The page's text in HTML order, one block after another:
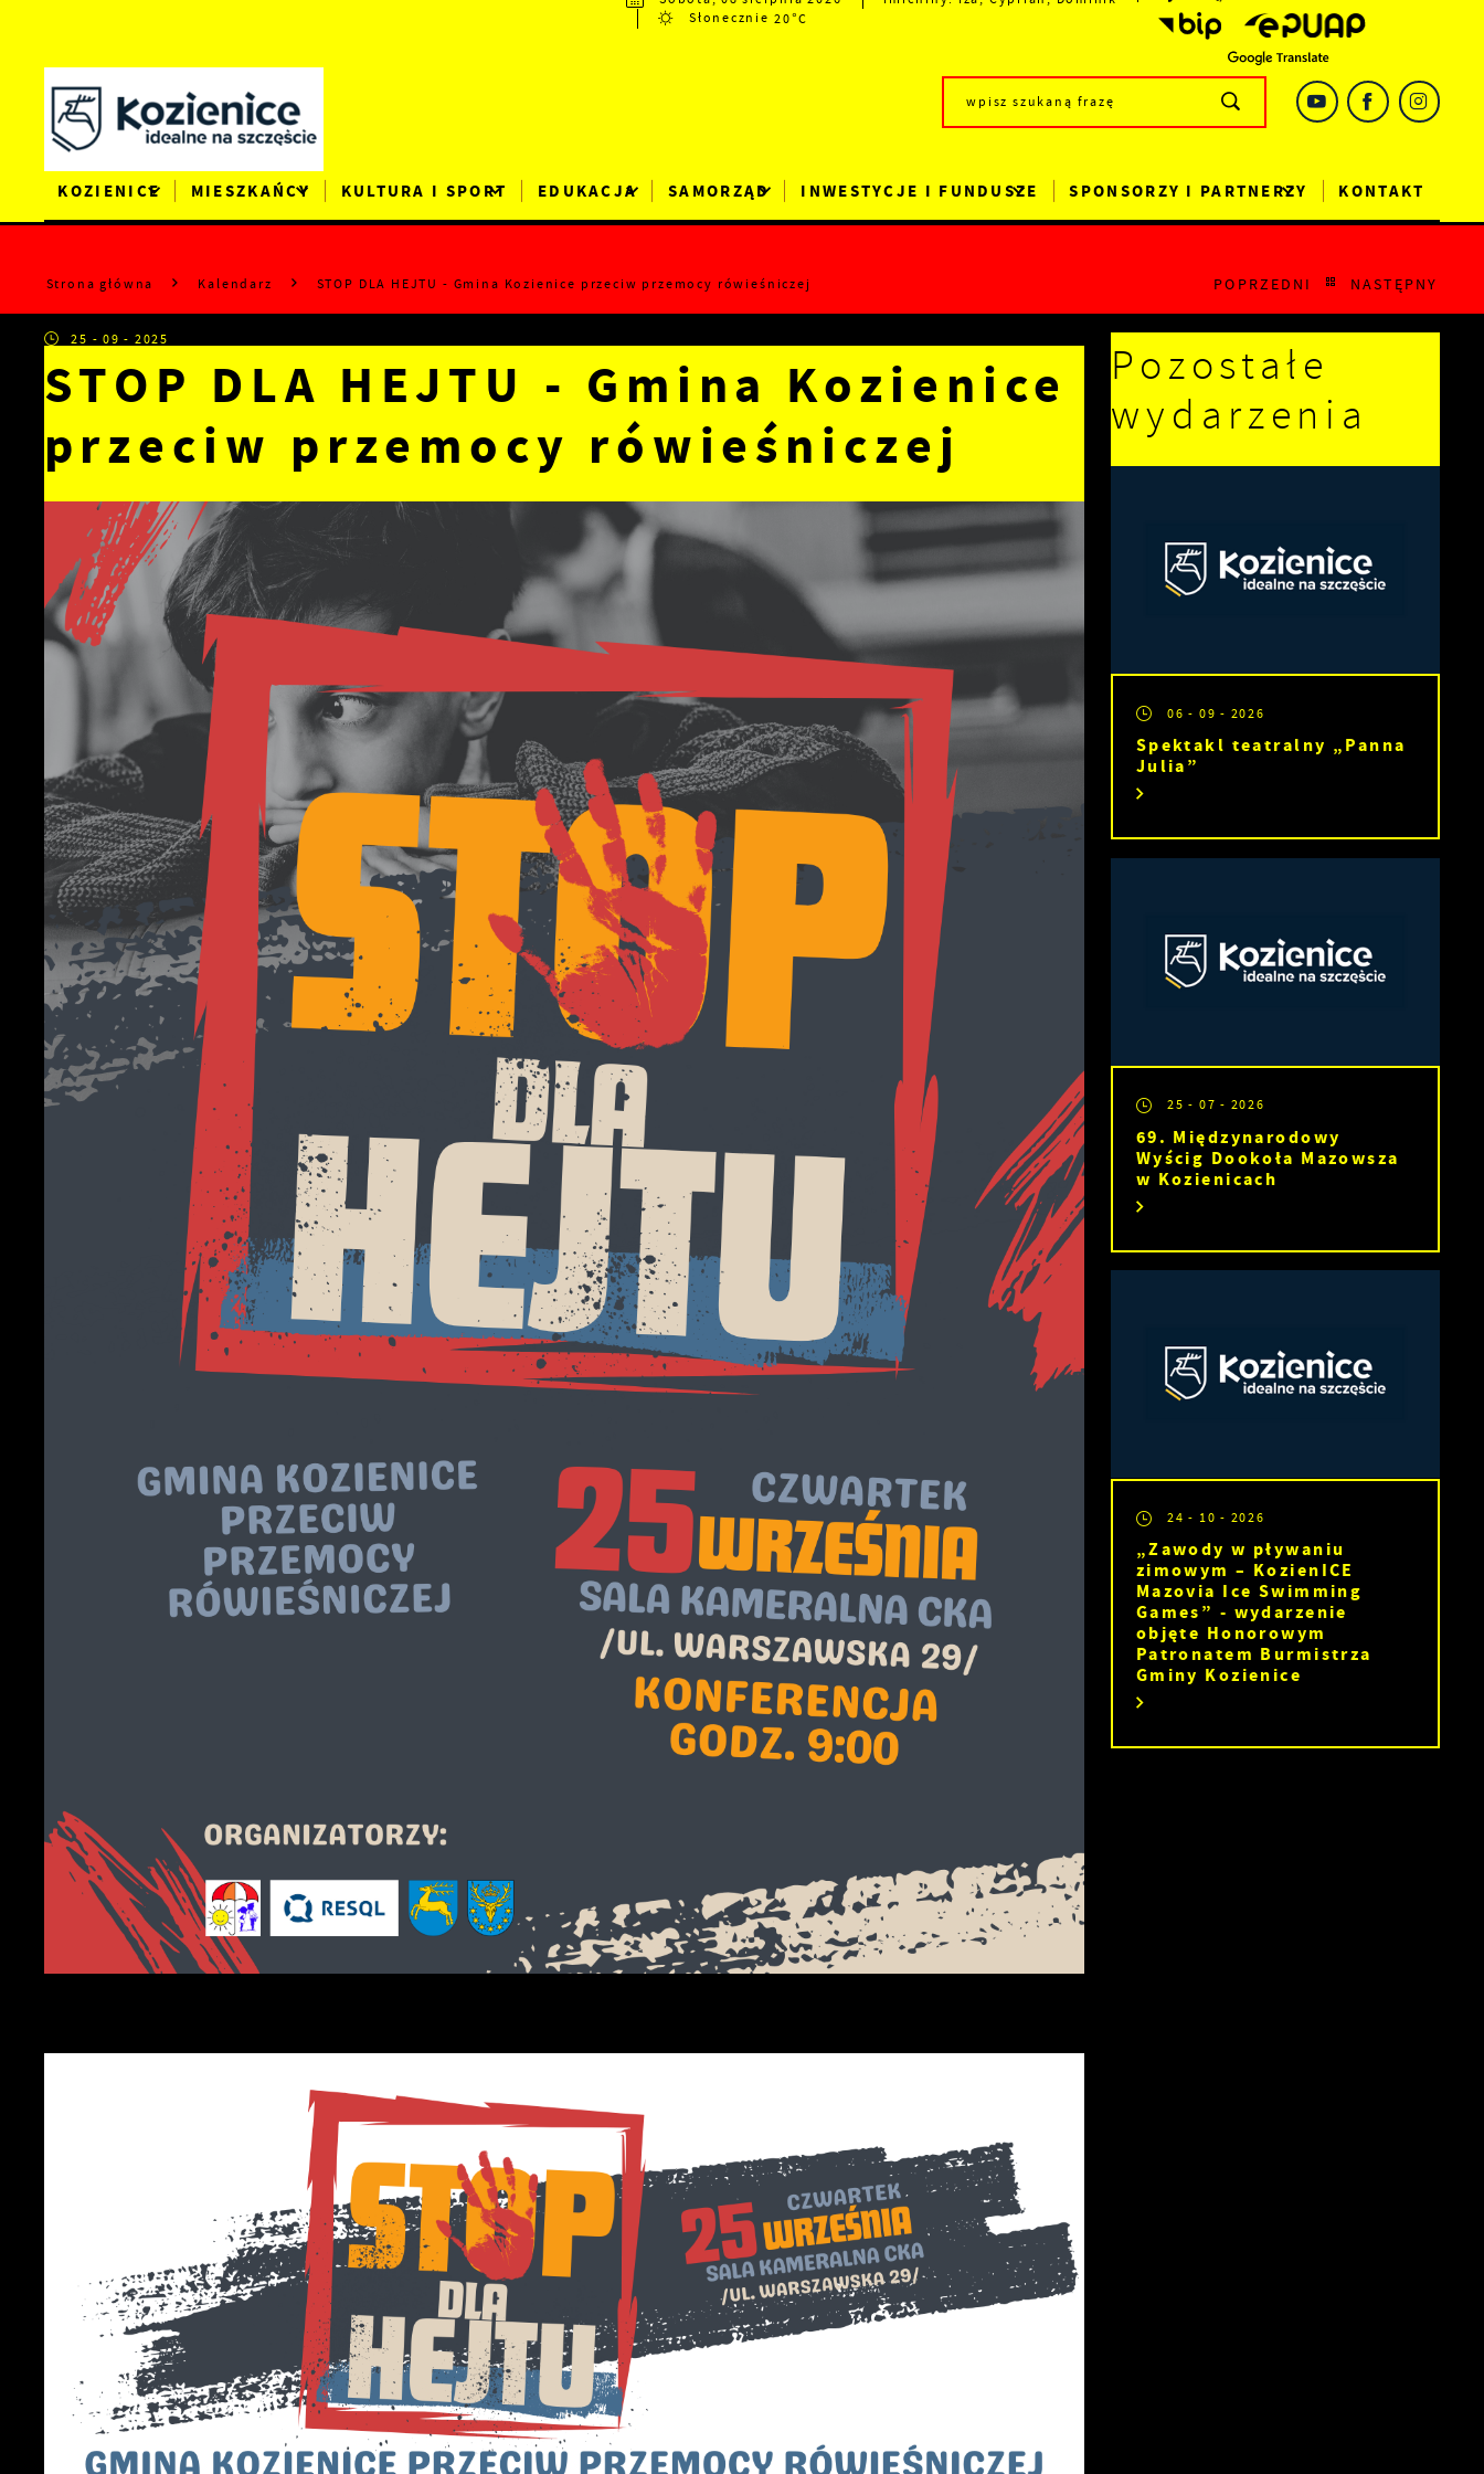
Słonecznie 20°C
KOZIENICE MIESZKAŃCY KULTURA I SPORT EDUKACJA SAMORZĄD INWESTYCJE I FUNDUSZE SPONSORZY I PARTNERZY KONTAKT
Strona główna Kalendarz STOP DLA HEJTU - Gmina Kozienice przeciw przemocy rówieśniczej POPRZEDNI NASTĘPNY
25 - 09 - 2025
STOP DLA HEJTU - Gmina Kozienice
przeciw przemocy rówieśniczej
Pozostałe
wydarzenia
06 - 09 - 2026
Spektakl teatralny „Panna
Julia”
25 - 07 - 2026
69. Międzynarodowy
Wyścig Dookoła Mazowsza
w Kozienicach
24 - 10 - 2026
„Zawody w pływaniu
zimowym – KozienICE
Mazovia Ice Swimming
Games” - wydarzenie
objęte Honorowym
Patronatem Burmistrza
Gminy Kozienice
Ustawienia
Szanujemy Twoją prywatność. Możesz zmienić ustawienia cookies lub
zaakceptować je wszystkie. W dowolnym momencie możesz dokonać
zmiany swoich ustawień.
Niezbędne
Niezbędne pliki cookies służą do prawidłowego funkcjonowania